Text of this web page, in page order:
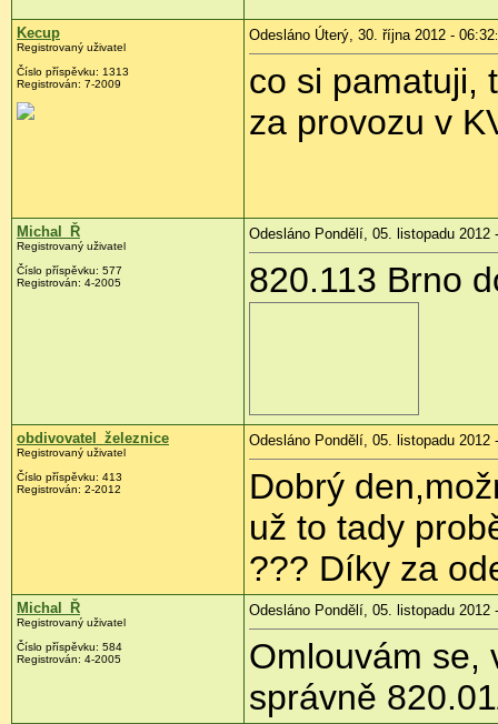
Kecup
Registrovaný uživatel
Číslo příspěvku: 1313
Registrován: 7-2009
Odesláno Úterý, 30. října 2012 - 06:32
co si pamatuji,
za provozu v
Michal_Ř
Registrovaný uživatel
Číslo příspěvku: 577
Registrován: 4-2005
Odesláno Pondělí, 05. listopadu 2012
820.113 Brno
obdivovatel_železnice
Registrovaný uživatel
Číslo příspěvku: 413
Registrován: 2-2012
Odesláno Pondělí, 05. listopadu 2012
Dobrý
už to tady
??? Díky za
Michal_Ř
Registrovaný uživatel
Číslo příspěvku: 584
Registrován: 4-2005
Odesláno Pondělí, 05. listopadu 2012
Omlouvám se,
správně